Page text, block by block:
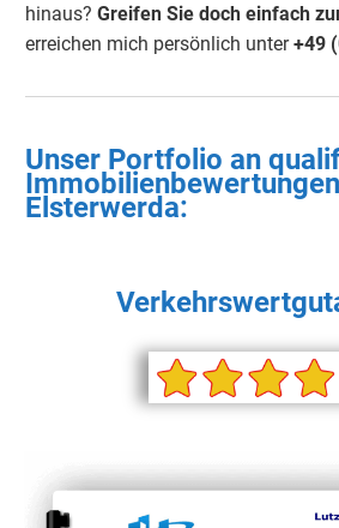
hinaus? Greifen Sie doch einfach
erreichen mich persönlich unter+49
Unser Portfolio an
Elsterwerda: